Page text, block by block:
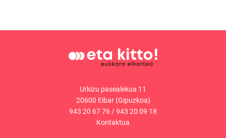
Urkizu pasealekua 11
20600 Eibar (Gipuzkoa)
943 20 67 76/943 20 09 18
Kontaktua